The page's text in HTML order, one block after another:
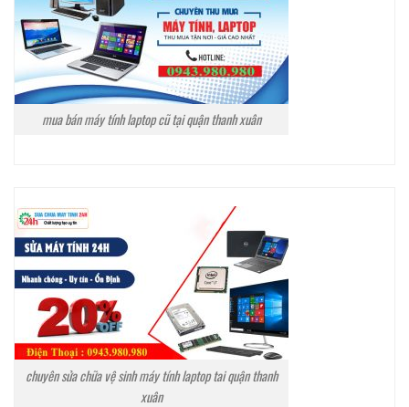
mua bán máy tính laptop cũ tại quận thanh xuân
chuyên sửa chữa vệ sinh máy tính laptop tai quận thanh
xuân